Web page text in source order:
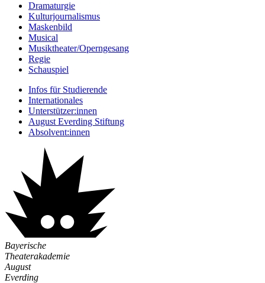
Dramaturgie
Kulturjournalismus
Maskenbild
Musical
Musiktheater/­Operngesang
Regie
Schauspiel
Infos für Studierende
Internationales
Unterstützer:innen
August Everding Stiftung
Absolvent:innen
Bayerische
Theaterakademie
August
Everding